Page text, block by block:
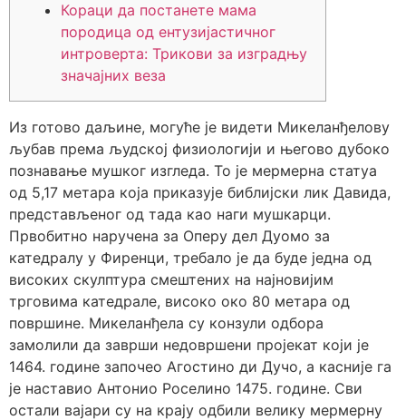
Кораци да постанете мама
породица од ентузијастичног
интроверта: Трикови за изградњу
значајних веза
Из готово даљине, могуће је видети Микеланђелову
љубав према људској физиологији и његово дубоко
познавање мушког изгледа. То је мермерна статуа
од 5,17 метара која приказује библијски лик Давида,
представљеног од тада као наги мушкарци.
Првобитно наручена за Оперу дел Дуомо за
катедралу у Фиренци, требало је да буде једна од
високих скулптура смештених на најновијим
трговима катедрале, високо око 80 метара од
површине. Микеланђела су конзули одбора
замолили да заврши недовршени пројекат који је
1464. године започео Агостино ди Дучо, а касније га
је наставио Антонио Роселино 1475. године. Сви
остали вајари су на крају одбили велику мермерну